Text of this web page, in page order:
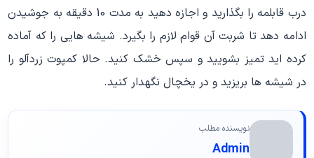
درب قابلمه را بگذارید و اجازه دهید به مدت 10 دقیقه به جوشیدن
ادامه دهد تا شربت آن قوام لازم را بگیرد. شیشه هایی را که آماده
کرده اید تمیز بشویید و سپس خشک کنید. حالا کمپوت زردآلو را
در شیشه ها بریزید و در یخچال نگهدار کنید.
نویسنده مطلب
Admin